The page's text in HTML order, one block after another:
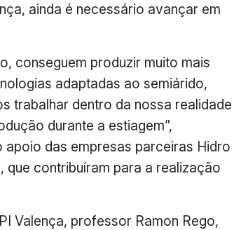
ainda é necessário avançar em
conseguem produzir muito mais
adaptadas ao semiárido,
trabalhar dentro da nossa realidade
durante a estiagem”,
das empresas parceiras Hidro
contribuíram para a realização
Valença, professor Ramon Rego,